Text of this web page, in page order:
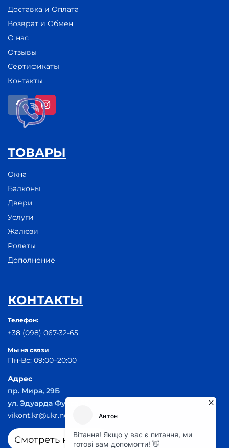
Доставка и Оплата
Возврат и Обмен
О нас
Отзывы
Сертификаты
Контакты
ТОВАРЫ
Окна
Балконы
Двери
Услуги
Жалюзи
Ролеты
Дополнение
КОНТАКТЫ
Телефон:
+38 (098) 067-32-65
Мы на связи
Пн-Вс: 09:00–20:00
Адрес
пр. Мира, 29Б
ул. Эдуарда Фукса 55
vikont.kr@ukr.net
Смотреть на карте